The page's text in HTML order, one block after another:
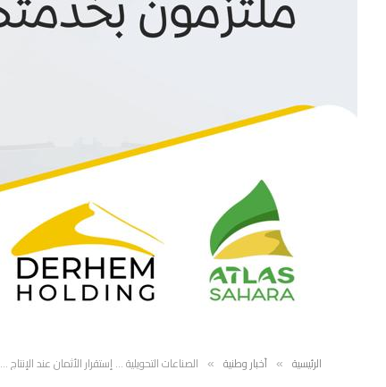
الرئيسية » أخبار وطنية » الصناعات التحويلية … إستقرار الأثمان عند الإنتاج …